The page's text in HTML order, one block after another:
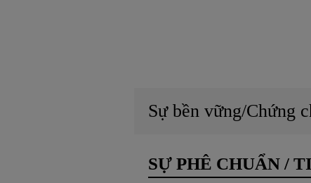
Sự bền vững/Chứng
SỰ PHÊ CHUẨN /